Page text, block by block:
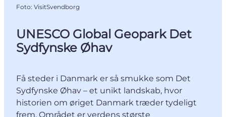
Foto: VisitSvendborg
UNESCO Global Geopark Det
Sydfynske Øhav
Få steder i Danmark er så smukke som Det
Sydfynske Øhav – et unikt landskab, hvor
historien om øriget Danmark træder tydeligt
frem. Området er verdens største